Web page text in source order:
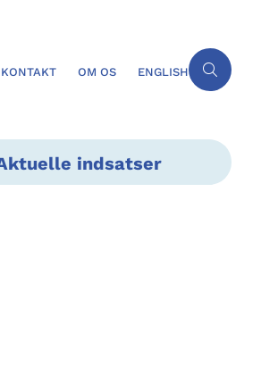
KONTAKT OM OS ENGLISH
indsatser